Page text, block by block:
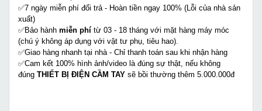
✅7 ngày miễn phí đổi trả - Hoàn tiền ngay 100% (Lỗi của nhà sản
xuất)
✅Bảo hành miễn phí từ 03 - 18 tháng với mặt hàng máy móc
(chú ý không áp dụng với vật tư phụ, tiêu hao).
✅Giao hàng nhanh tại nhà - Chỉ thanh toán sau khi nhận hàng
✅Cam kết 100% hình ảnh/video là đúng sự thật, nếu không
đúng THIẾT BỊ ĐIỆN CẦM TAY sẽ bồi thường thêm 5.000.000đ